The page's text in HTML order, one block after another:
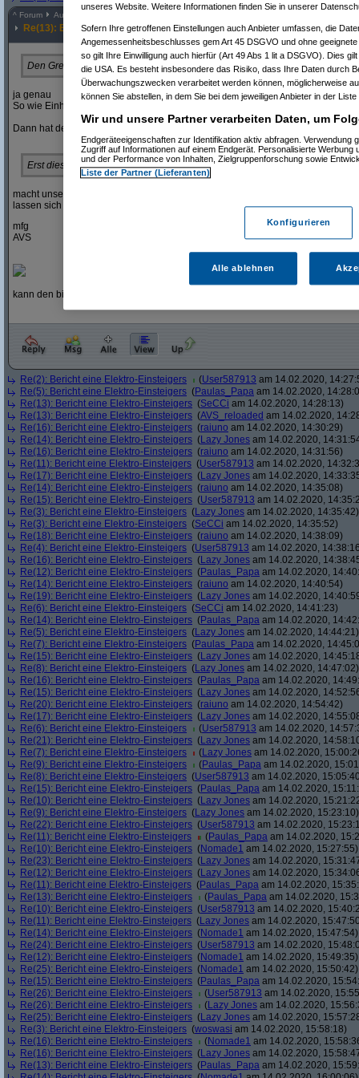
^ Forum Auto & Motorrad
Re(13): Bericht eine Elektro-Einsteigers
Den Greißler wird es wieder geben müssen.
ja genau
So wie Einhörner, warme Eislutscher und a Mehlspeis zum Umhängen.
Dann hat der Wecker geläutet und du bist aufgewacht.
Erst diese uneingeschränkte Mobilität der einzelnen Individuen
macht unsere Gesellschaft aus. Und die wirst den Menschen, die sie gewohnt
lassen sich die, völlig zu Recht, nicht gefallen.
mfg
AVS
kann den bitte wer rufen?
Re(2): Bericht eine Elektro-Einsteigers (User587913 am 14.02.2020,
Re(5): Bericht eine Elektro-Einsteigers (Paulas_Papa am 14.02.2020,
Re(13): Bericht eine Elektro-Einsteigers (SeCCi am 14.02.2020, 14:28:13)
Re(13): Bericht eine Elektro-Einsteigers (AVS_reloaded am 14.02.2020,
Re(16): Bericht eine Elektro-Einsteigers (raiuno am 14.02.2020, 14:30:29)
Re(14): Bericht eine Elektro-Einsteigers (Lazy Jones am 14.02.2020,
Re(16): Bericht eine Elektro-Einsteigers (raiuno am 14.02.2020, 14:31:56)
Re(11): Bericht eine Elektro-Einsteigers (User587913 am 14.02.2020,
Re(17): Bericht eine Elektro-Einsteigers (Lazy Jones am 14.02.2020,
Re(14): Bericht eine Elektro-Einsteigers (raiuno am 14.02.2020, 14:35:08)
Re(15): Bericht eine Elektro-Einsteigers (User587913 am 14.02.2020,
Re(3): Bericht eine Elektro-Einsteigers (Lazy Jones am 14.02.2020, 14:35:42)
Re(3): Bericht eine Elektro-Einsteigers (SeCCi am 14.02.2020, 14:35:52)
Re(18): Bericht eine Elektro-Einsteigers (raiuno am 14.02.2020, 14:38:09)
Re(4): Bericht eine Elektro-Einsteigers (User587913 am 14.02.2020,
Re(16): Bericht eine Elektro-Einsteigers (Lazy Jones am 14.02.2020,
Re(12): Bericht eine Elektro-Einsteigers (Paulas_Papa am 14.02.2020,
Re(14): Bericht eine Elektro-Einsteigers (raiuno am 14.02.2020, 14:40:54)
Re(19): Bericht eine Elektro-Einsteigers (Lazy Jones am 14.02.2020,
Re(6): Bericht eine Elektro-Einsteigers (SeCCi am 14.02.2020, 14:41:23)
Re(14): Bericht eine Elektro-Einsteigers (Paulas_Papa am 14.02.2020,
Re(5): Bericht eine Elektro-Einsteigers (Lazy Jones am 14.02.2020, 14:44:21)
Re(7): Bericht eine Elektro-Einsteigers (Paulas_Papa am 14.02.2020,
Re(15): Bericht eine Elektro-Einsteigers (Lazy Jones am 14.02.2020,
Re(8): Bericht eine Elektro-Einsteigers (Lazy Jones am 14.02.2020, 14:47:02)
Re(16): Bericht eine Elektro-Einsteigers (Paulas_Papa am 14.02.2020,
Re(15): Bericht eine Elektro-Einsteigers (Lazy Jones am 14.02.2020,
Re(20): Bericht eine Elektro-Einsteigers (raiuno am 14.02.2020, 14:54:42)
Re(17): Bericht eine Elektro-Einsteigers (Lazy Jones am 14.02.2020,
Re(6): Bericht eine Elektro-Einsteigers
(User587913 am 14.02.2020,
Re(21): Bericht eine Elektro-Einsteigers (Lazy Jones am 14.02.2020,
Re(7): Bericht eine Elektro-Einsteigers
(Lazy Jones am 14.02.2020,
Re(9): Bericht eine Elektro-Einsteigers
(Paulas_Papa am 14.02.2020,
Re(8): Bericht eine Elektro-Einsteigers (User587913 am 14.02.2020,
Re(15): Bericht eine Elektro-Einsteigers (Paulas_Papa am 14.02.2020,
Re(10): Bericht eine Elektro-Einsteigers (Lazy Jones am 14.02.2020,
Re(9): Bericht eine Elektro-Einsteigers (Lazy Jones am 14.02.2020, 15:23:10)
Re(22): Bericht eine Elektro-Einsteigers (User587913 am 14.02.2020,
Re(11): Bericht eine Elektro-Einsteigers
(Paulas_Papa am 14.02.2020,
Re(10): Bericht eine Elektro-Einsteigers (Nomade1 am 14.02.2020, 15:27:55)
Re(23): Bericht eine Elektro-Einsteigers (Lazy Jones am 14.02.2020,
Re(12): Bericht eine Elektro-Einsteigers (Lazy Jones am 14.02.2020,
Re(11): Bericht eine Elektro-Einsteigers (Paulas_Papa am 14.02.2020,
Re(13): Bericht eine Elektro-Einsteigers
(Paulas_Papa am 14.02.2020,
Re(10): Bericht eine Elektro-Einsteigers (User587913 am 14.02.2020,
Re(11): Bericht eine Elektro-Einsteigers (Lazy Jones am 14.02.2020,
Re(14): Bericht eine Elektro-Einsteigers (Nomade1 am 14.02.2020, 15:47:54)
Re(24): Bericht eine Elektro-Einsteigers (User587913 am 14.02.2020,
Re(12): Bericht eine Elektro-Einsteigers (Nomade1 am 14.02.2020, 15:49:35)
Re(25): Bericht eine Elektro-Einsteigers (Nomade1 am 14.02.2020, 15:50:42)
Re(15): Bericht eine Elektro-Einsteigers (Paulas_Papa am 14.02.2020,
Re(26): Bericht eine Elektro-Einsteigers
(User587913 am 14.02.2020,
Re(26): Bericht eine Elektro-Einsteigers
(Lazy Jones am 14.02.2020,
Re(25): Bericht eine Elektro-Einsteigers (Lazy Jones am 14.02.2020,
Re(3): Bericht eine Elektro-Einsteigers (woswasi am 14.02.2020, 15:58:18)
Re(16): Bericht eine Elektro-Einsteigers
(Nomade1 am 14.02.2020,
Re(16): Bericht eine Elektro-Einsteigers (Lazy Jones am 14.02.2020,
Re(13): Bericht eine Elektro-Einsteigers (Paulas_Papa am 14.02.2020,
unseres Website. Weitere Informationen finden Sie in unserer
Sofern Ihre getroffenen Einstellungen auch Anbieter umfassen, die
Angemessenheitsbeschlusses gem Art 45 DSGVO und ohne
so gilt Ihre Einwilligung auch hierfür (Art 49 Abs 1 lit a DSGVO). Dies
die USA. Es besteht insbesondere das Risiko, dass Ihre Daten durch
Überwachungszwecken verarbeitet werden können, möglicherweise
können Sie abstellen, in dem Sie bei dem jeweiligen Anbieter in der
Wir und unsere Partner verarbeiten Daten, um
Endgeräteeigenschaften zur Identifikation aktiv abfragen. Verwendung
Zugriff auf Informationen auf einem Endgerät. Personalisierte Werbung
und der Performance von Inhalten, Zielgruppenforschung sowie
Liste der Partner (Lieferanten)
Konfigurieren
Alle ablehnen